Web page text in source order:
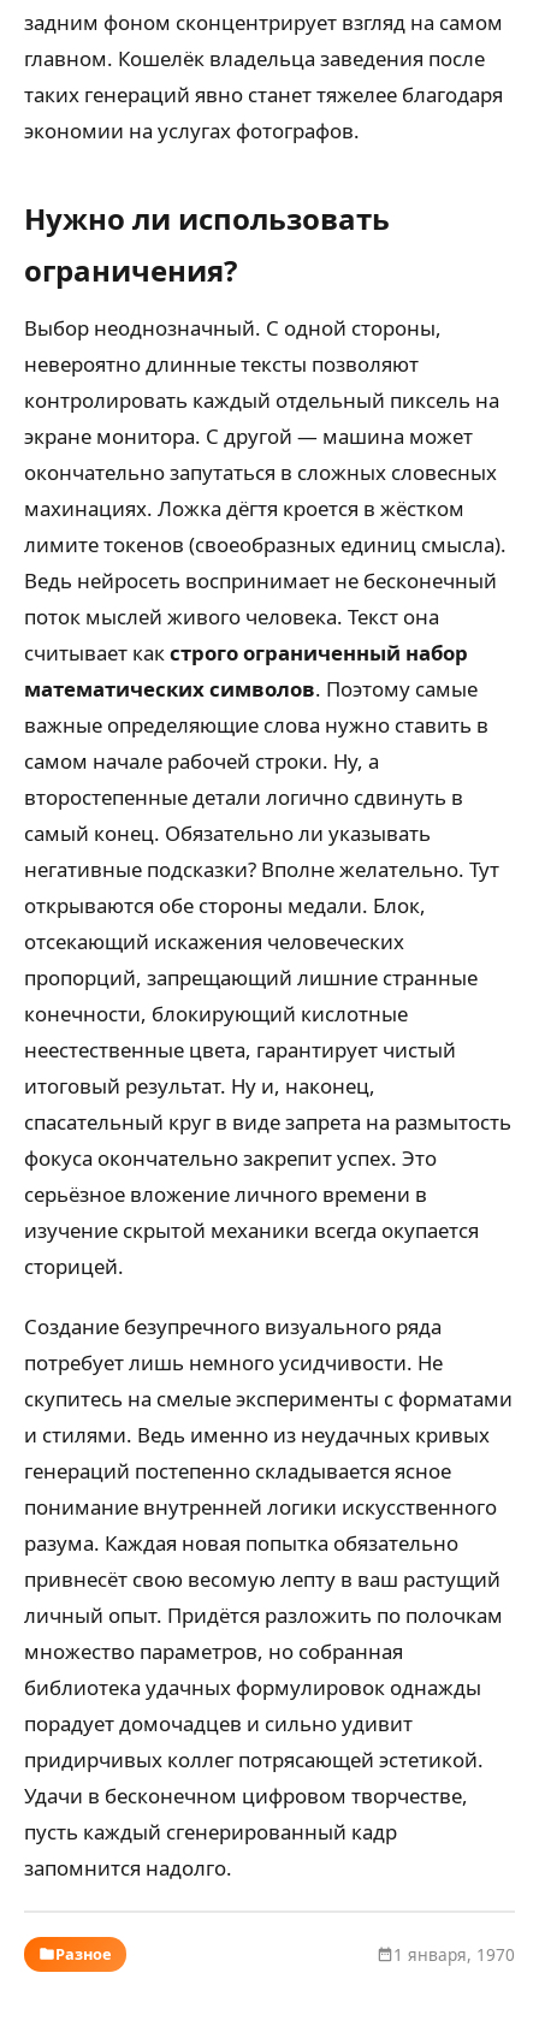
задним фоном сконцентрирует взгляд на самом
главном. Кошелёк владельца заведения после
таких генераций явно станет тяжелее благодаря
экономии на услугах фотографов.
Нужно ли использовать
ограничения?
Выбор неоднозначный. С одной стороны,
невероятно длинные тексты позволяют
контролировать каждый отдельный пиксель на
экране монитора. С другой — машина может
окончательно запутаться в сложных словесных
махинациях. Ложка дёгтя кроется в жёстком
лимите токенов (своеобразных единиц смысла).
Ведь нейросеть воспринимает не бесконечный
поток мыслей живого человека. Текст она
считывает как строго ограниченный набор
математических символов. Поэтому самые
важные определяющие слова нужно ставить в
самом начале рабочей строки. Ну, а
второстепенные детали логично сдвинуть в
самый конец. Обязательно ли указывать
негативные подсказки? Вполне желательно. Тут
открываются обе стороны медали. Блок,
отсекающий искажения человеческих
пропорций, запрещающий лишние странные
конечности, блокирующий кислотные
неестественные цвета, гарантирует чистый
итоговый результат. Ну и, наконец,
спасательный круг в виде запрета на размытость
фокуса окончательно закрепит успех. Это
серьёзное вложение личного времени в
изучение скрытой механики всегда окупается
сторицей.
Создание безупречного визуального ряда
потребует лишь немного усидчивости. Не
скупитесь на смелые эксперименты с форматами
и стилями. Ведь именно из неудачных кривых
генераций постепенно складывается ясное
понимание внутренней логики искусственного
разума. Каждая новая попытка обязательно
привнесёт свою весомую лепту в ваш растущий
личный опыт. Придётся разложить по полочкам
множество параметров, но собранная
библиотека удачных формулировок однажды
порадует домочадцев и сильно удивит
придирчивых коллег потрясающей эстетикой.
Удачи в бесконечном цифровом творчестве,
пусть каждый сгенерированный кадр
запомнится надолго.
Разное 1 января, 1970